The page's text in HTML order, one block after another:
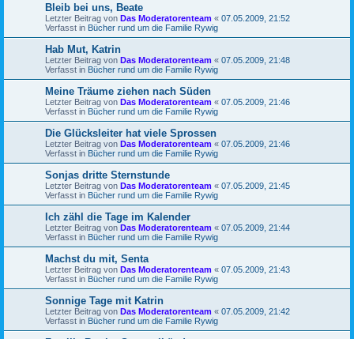
Bleib bei uns, Beate
Letzter Beitrag von Das Moderatorenteam « 07.05.2009, 21:52
Verfasst in Bücher rund um die Familie Rywig
Hab Mut, Katrin
Letzter Beitrag von Das Moderatorenteam « 07.05.2009, 21:48
Verfasst in Bücher rund um die Familie Rywig
Meine Träume ziehen nach Süden
Letzter Beitrag von Das Moderatorenteam « 07.05.2009, 21:46
Verfasst in Bücher rund um die Familie Rywig
Die Glücksleiter hat viele Sprossen
Letzter Beitrag von Das Moderatorenteam « 07.05.2009, 21:46
Verfasst in Bücher rund um die Familie Rywig
Sonjas dritte Sternstunde
Letzter Beitrag von Das Moderatorenteam « 07.05.2009, 21:45
Verfasst in Bücher rund um die Familie Rywig
Ich zähl die Tage im Kalender
Letzter Beitrag von Das Moderatorenteam « 07.05.2009, 21:44
Verfasst in Bücher rund um die Familie Rywig
Machst du mit, Senta
Letzter Beitrag von Das Moderatorenteam « 07.05.2009, 21:43
Verfasst in Bücher rund um die Familie Rywig
Sonnige Tage mit Katrin
Letzter Beitrag von Das Moderatorenteam « 07.05.2009, 21:42
Verfasst in Bücher rund um die Familie Rywig